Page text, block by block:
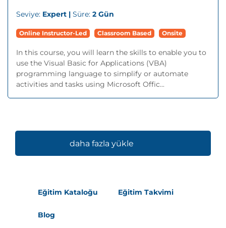
Seviye: Expert | Süre: 2 Gün
Online Instructor-Led Classroom Based Onsite
In this course, you will learn the skills to enable you to
use the Visual Basic for Applications (VBA)
programming language to simplify or automate
activities and tasks using Microsoft Offic...
daha fazla yükle
Eğitim Kataloğu Eğitim Takvimi
Blog